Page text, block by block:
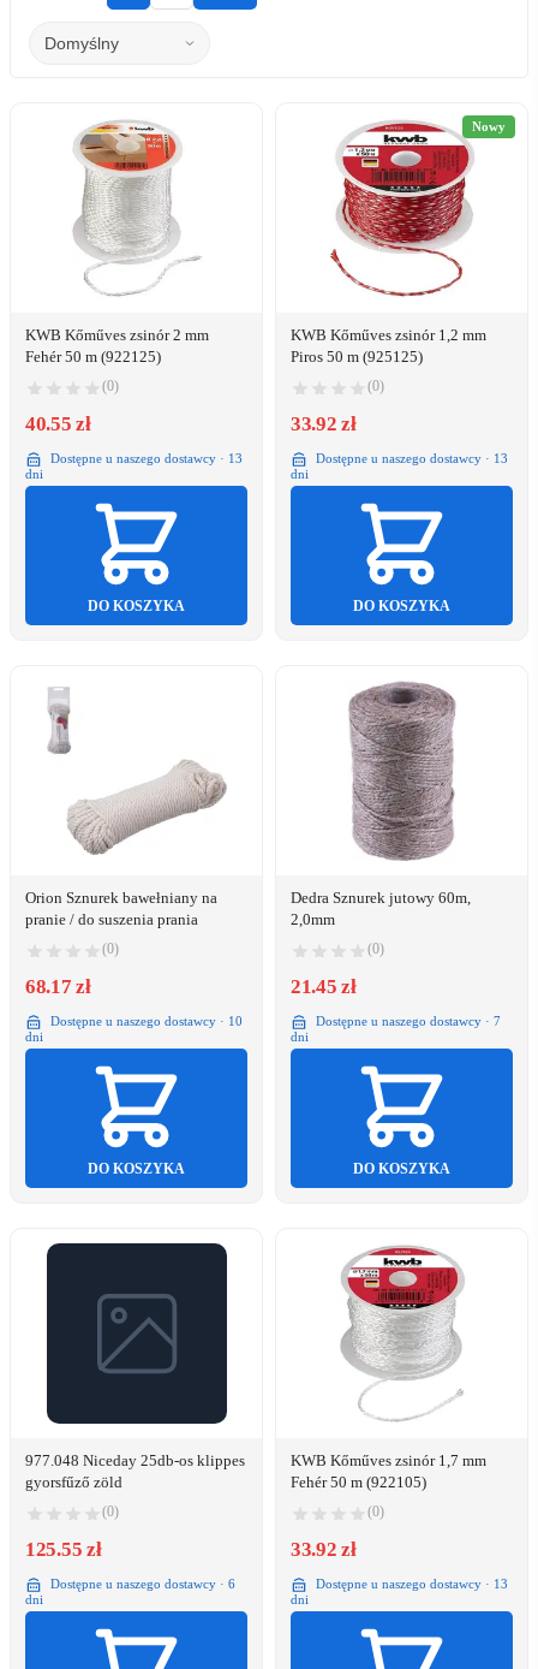
KWB Kőműves zsinór 2 mm
Fehér 50 m (922125)
(0)
40.55 zł
Dostępne u naszego dostawcy · 13
dni
DO KOSZYKA
Nowy
KWB Kőműves zsinór 1,2 mm
Piros 50 m (925125)
(0)
33.92 zł
Dostępne u naszego dostawcy · 13
dni
DO KOSZYKA
Orion Sznurek bawełniany na
pranie / do suszenia prania
(0)
68.17 zł
Dostępne u naszego dostawcy · 10
dni
DO KOSZYKA
Dedra Sznurek jutowy 60m,
2,0mm
(0)
21.45 zł
Dostępne u naszego dostawcy · 7
dni
DO KOSZYKA
977.048 Niceday 25db-os klippes
gyorsfűző zöld
(0)
125.55 zł
Dostępne u naszego dostawcy · 6
dni
KWB Kőműves zsinór 1,7 mm
Fehér 50 m (922105)
(0)
33.92 zł
Dostępne u naszego dostawcy · 13
dni